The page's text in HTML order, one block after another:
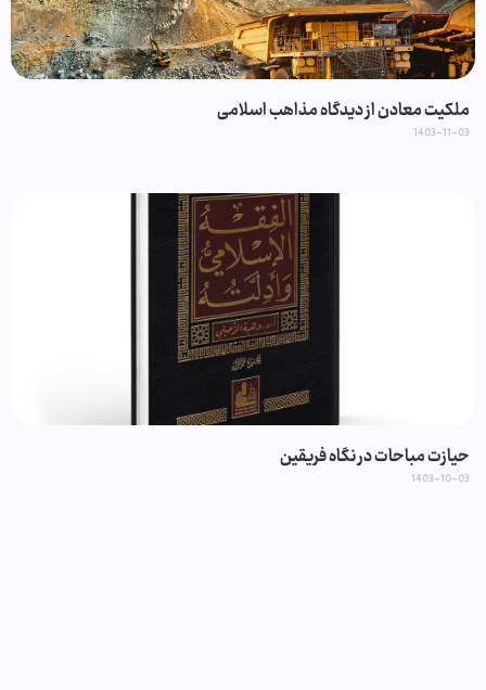
ملکیت معادن از دیدگاه مذاهب اسلامی
1403-11-03
حیازت مباحات در نگاه فریقین
1403-10-03